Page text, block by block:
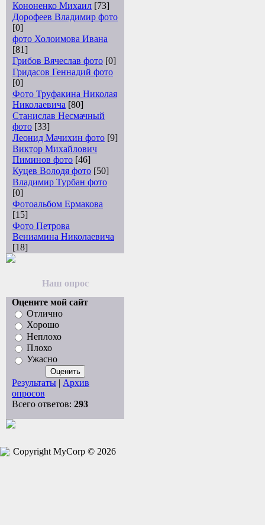
Кононенко Михаил [73]
Дорофеев Владимир фото
[0]
фото Холоимова Ивана
[81]
Грибов Вячеслав фото [0]
Гридасов Геннадий фото
[0]
Фото Труфакина Николая
Николаевича [80]
Станислав Несмачный
фото [33]
Леонид Мачихин фото [9]
Виктор Михайлович
Пиминов фото [46]
Куцев Володя фото [50]
Владимир Турбан фото
[0]
Фотоальбом Ермакова
[15]
Фото Петрова
Вениамина Николаевича
[18]
Наш опрос
Оцените мой сайт
Отлично
Хорошо
Неплохо
Плохо
Ужасно
Результаты | Архив
опросов
Всего ответов: 293
Copyright MyCorp © 2026